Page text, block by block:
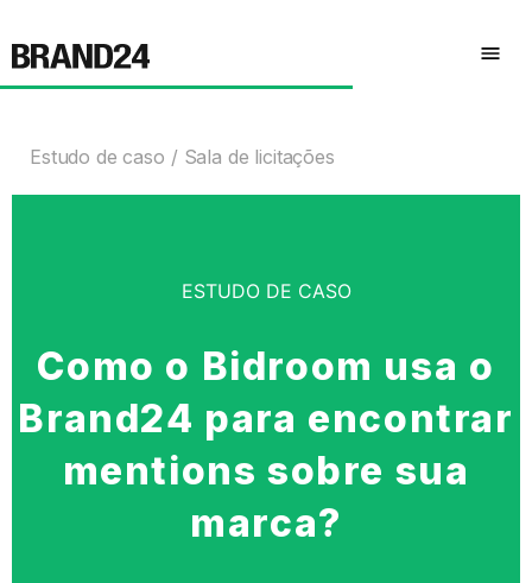
Estudo de caso Sala de licitações
ESTUDO DE CASO
Como o Bidroom usa o
Brand24 para encontrar
mentions sobre sua
marca?